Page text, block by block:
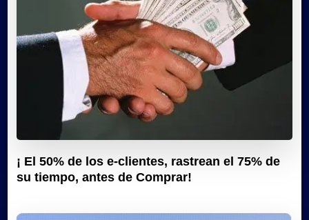
¡ El 50% de los e-clientes, rastrean el 75% de
su tiempo, antes de Comprar!